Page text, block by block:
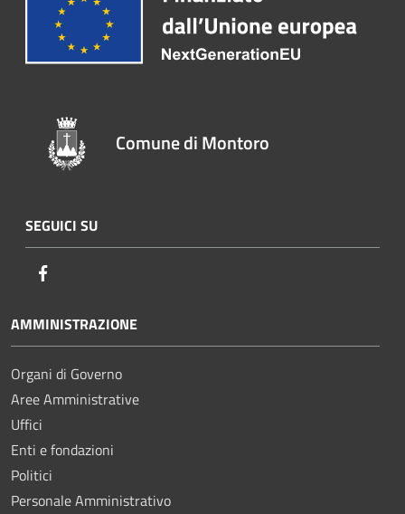
Comune di Montoro
SEGUICI SU
AMMINISTRAZIONE
Organi di Governo
Aree Amministrative
Uffici
Enti e fondazioni
Politici
Personale Amministrativo